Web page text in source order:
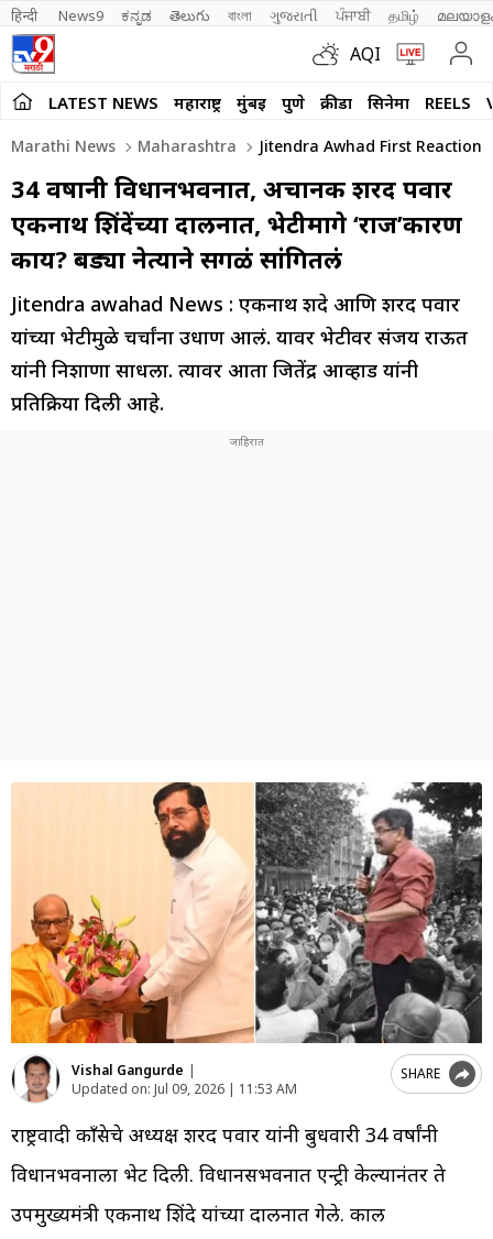
हिन्दी News9 ಕನ್ನಡ తెలుగు বাংলা ગુજરાતી ਪੰਜਾਬੀ தமிழ்
AQI
LATEST NEWS महाराष्ट्र मुंबई पुणे क्रीडा सिनेमा REELS
Marathi News Maharashtra Jitendra Awhad First Reaction
34 वर्षांनी विधानभवनात, अचानक शरद पवार
एकनाथ शिंदेंच्या दालनात, भेटीमागे ‘राज’कारण
काय? बड्या नेत्याने सगळं सांगितलं
Jitendra awahad News : एकनाथ शिंदे आणि शरद पवार
यांच्या भेटीमुळे चर्चांना उधाण आलं. यावर भेटीवर संजय राऊत
यांनी निशाणा साधला. त्यावर आता जितेंद्र आव्हाड यांनी
प्रतिक्रिया दिली आहे.
Vishal Gangurde |
Updated on: Jul 09, 2026 | 11:53 AM
SHARE
राष्ट्रवादी काँग्रेसचे अध्यक्ष शरद पवार यांनी बुधवारी 34 वर्षांनी
विधानभवनाला भेट दिली. विधानसभवनात एन्ट्री केल्यानंतर ते
उपमुख्यमंत्री एकनाथ शिंदे यांच्या दालनात गेले. काल